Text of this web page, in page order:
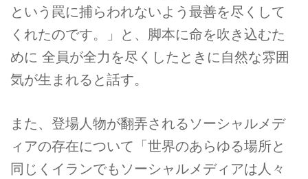
という罠に捕らわれないよう最善を尽くして
くれたのです。」と、脚本に命を吹き込むた
めに 全員が全力を尽くしたときに自然な雰囲
気が生まれると話す。
また、登場人物が翻弄されるソーシャルメデ
ィアの存在について「世界のあらゆる場所と
同じくイランでもソーシャルメディアは人々